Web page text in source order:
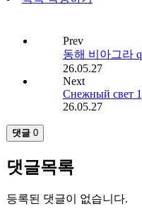
Prev
동해 비아그라
26.05.27
Next
Снежный свет
26.05.27
댓글0
댓글목록
등록된 댓글이 없습니다.